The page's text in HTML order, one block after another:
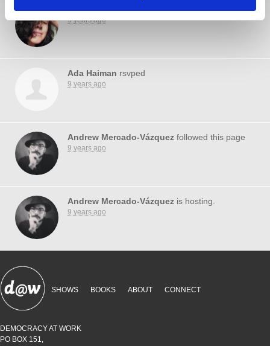
Betsy Avilarsvped
9 years ago
Ada Haiman rsvped
9 years ago
Andrew Mercado-Vázquez followed this page
9 years ago
Andrew Mercado-Vázquez is hosting.
9 years ago
SHOWS BOOKS ABOUT CONNECT
DEMOCRACY AT WORK
PO BOX 151,